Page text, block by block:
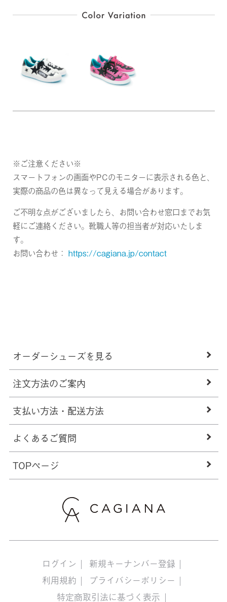
※ご注意ください※
スマートフォンの画面やPCのモニターに表示される色と、
実際の商品の色は異なって見える場合があります。
ご不明な点がございましたら、お問い合わせ窓口までお気
軽にご連絡ください。靴職人等の担当者が対応いたしま
す。
お問い合わせ： https://cagiana.jp/contact
オーダーシューズを見る
注文方法のご案内
支払い方法・配送方法
よくあるご質問
TOPページ
ログイン
新規キーナンバー登録
利用規約
プライバシーポリシー
特定商取引法に基づく表示